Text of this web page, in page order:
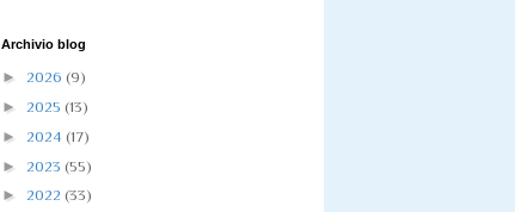
Archivio blog
► 2026 (9)
► 2025 (13)
► 2024 (17)
► 2023 (55)
► 2022 (33)